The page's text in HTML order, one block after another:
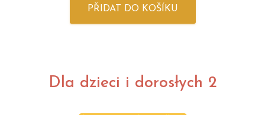
PŘIDAT DO KOŠÍKU
Dla dzieci i dorosłych 2